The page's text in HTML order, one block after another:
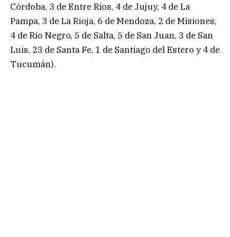
Córdoba, 3 de Entre Ríos, 4 de Jujuy, 4 de La
Pampa, 3 de La Rioja, 6 de Mendoza, 2 de Misiones,
4 de Río Negro, 5 de Salta, 5 de San Juan, 3 de San
Luis, 23 de Santa Fe, 1 de Santiago del Estero y 4 de
Tucumán).